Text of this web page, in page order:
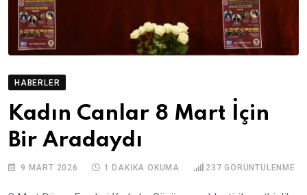
HABERLER
Kadın Canlar 8 Mart İçin
Bir Aradaydı
9 MART 2026 1 DAKIKA OKUMA 237 GÖRÜNTÜLENME